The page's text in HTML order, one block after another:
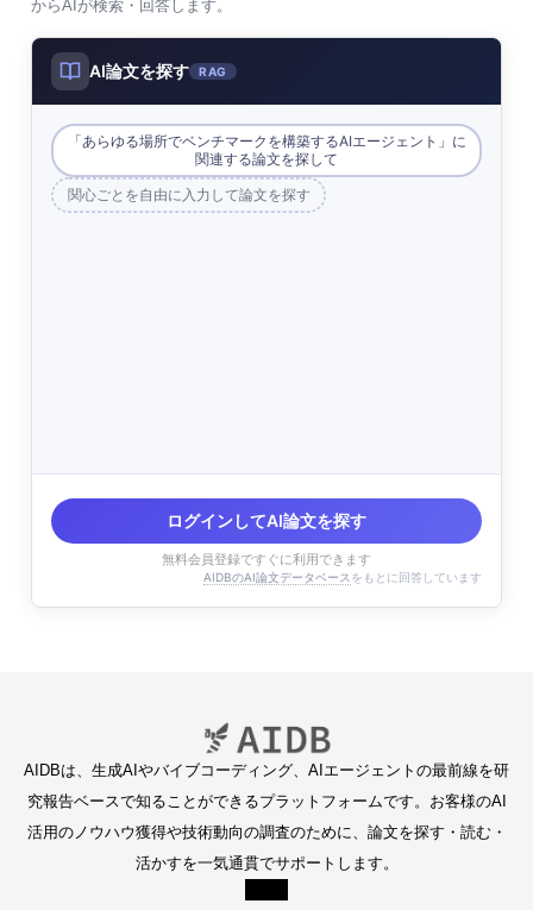
からAIが検索・回答します。
AI論文を探す RAG
「あらゆる場所でベンチマークを構築するAIエージェント」に
関連する論文を探して
関心ごとを自由に入力して論文を探す
ログインしてAI論文を探す
無料会員登録ですぐに利用できます
AIDBのAI論文データベース をもとに回答しています
AIDBは、生成AIやバイブコーディング、AIエージェントの最前線を研
究報告ベースで知ることができるプラットフォームです。お客様のAI
活用のノウハウ獲得や技術動向の調査のために、論文を探す・読む・
活かすを一気通貫でサポートします。